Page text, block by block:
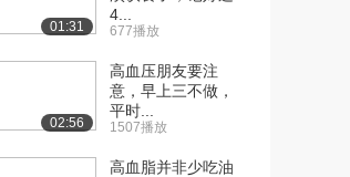
01:31
4...
677播放
02:56
高血压朋友要注
意，早上三不做，
平时...
1507播放
高血脂并非少吃油